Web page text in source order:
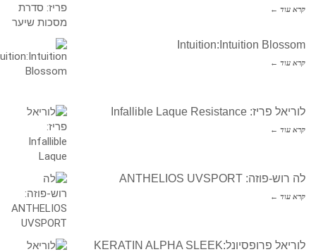
קרא עוד ←
Intuition:Intuition Blossom
קרא עוד ←
לוריאל פריז: Infallible Laque Resistance
קרא עוד ←
לה רוש-פוזה: ANTHELIOS UVSPORT
קרא עוד ←
לוריאל פרופסיונל:KERATIN ALPHA SLEEK